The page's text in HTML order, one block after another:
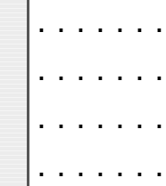
. . . . . .
. . . . . .
. . . . . .
. . . . . .